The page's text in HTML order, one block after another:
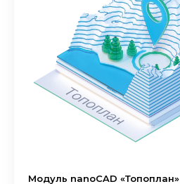
Модуль nanoCAD «Топоплан»